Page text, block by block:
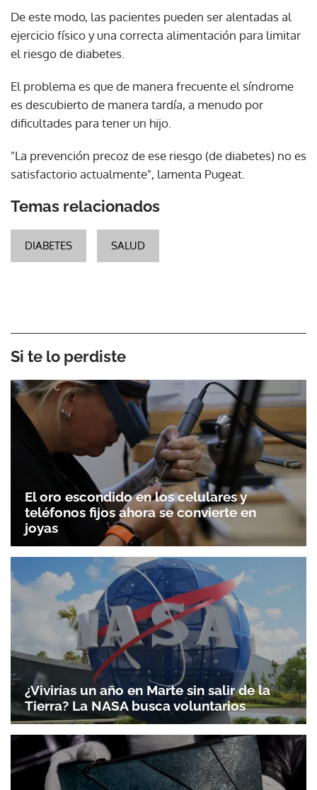
De este modo, las pacientes pueden ser alentadas al
ejercicio físico y una correcta alimentación para limitar
el riesgo de diabetes.
El problema es que de manera frecuente el síndrome
es descubierto de manera tardía, a menudo por
dificultades para tener un hijo.
"La prevención precoz de ese riesgo (de diabetes) no es
satisfactorio actualmente", lamenta Pugeat.
Temas relacionados
DIABETES SALUD
Si te lo perdiste
El oro escondido en los celulares y
teléfonos fijos ahora se convierte en
joyas
¿Vivirías un año en Marte sin salir de la
Tierra? La NASA busca voluntarios